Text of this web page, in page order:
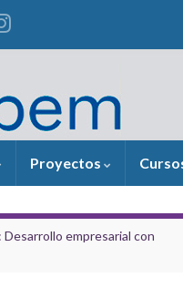
Proyectos
empresarial con